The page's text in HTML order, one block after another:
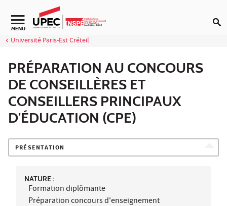
Aller au contenu
Navigation secondaire
MENU
Université Paris-Est Créteil
PRÉPARATION AU CONCOURS
DE CONSEILLÈRES ET
CONSEILLERS PRINCIPAUX
D'ÉDUCATION (CPE)
PRÉSENTATION
NATURE :
Formation diplômante
Préparation concours d'enseignement